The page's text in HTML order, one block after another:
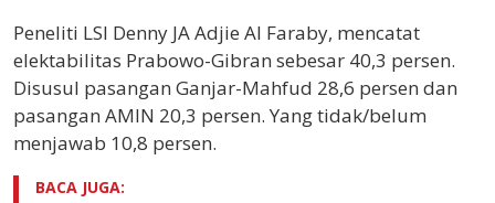
Peneliti LSI Denny JA Adjie Al Faraby, mencatat
elektabilitas Prabowo-Gibran sebesar 40,3 persen.
Disusul pasangan Ganjar-Mahfud 28,6 persen dan
pasangan AMIN 20,3 persen. Yang tidak/belum
menjawab 10,8 persen.
BACA JUGA: